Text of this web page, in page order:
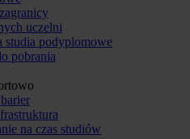
uczelni
studia podyplomowe
pobrania
na czas studiów